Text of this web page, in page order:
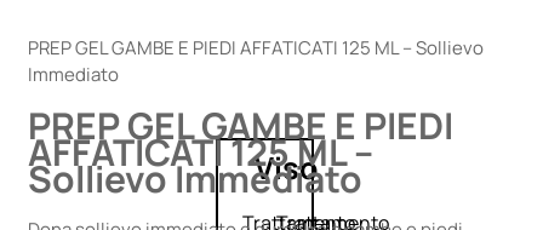
Viso
Trattamento
Trattamento
PREP GEL GAMBE E PIEDI AFFATICATI 125 ML – Sollievo
Immediato
PREP GEL GAMBE E PIEDI
AFFATICATI 125 ML –
Sollievo Immediato